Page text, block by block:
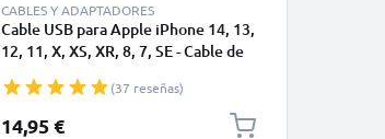
CABLES Y ADAPTADORES
Cable USB para Apple iPhone 14, 13,
12, 11, X, XS, XR, 8, 7, SE - Cable de
1m
(37 reseñas)
14,95 €